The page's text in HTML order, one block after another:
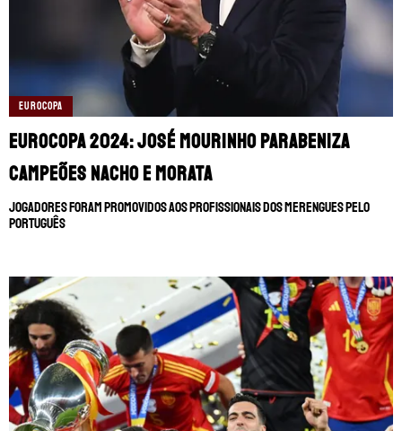
EUROCOPA
Eurocopa 2024: José Mourinho parabeniza
campeões Nacho e Morata
Jogadores foram promovidos aos profissionais dos merengues pelo
português